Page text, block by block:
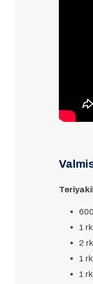
1
2
1
1